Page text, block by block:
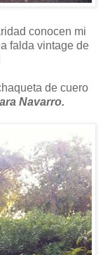
conocen mi
falda vintage de
de cuero
Navarro.